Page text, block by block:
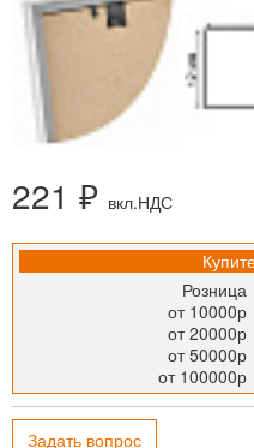
221 ₽ вкл.НДС
Розница
от 10000р
от 20000р
от 50000р
от 100000р
Задать вопрос